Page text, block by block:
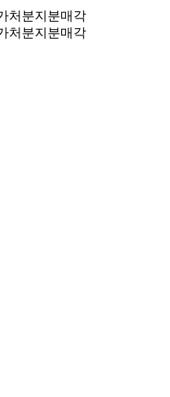
처분지분매각
처분지분매각